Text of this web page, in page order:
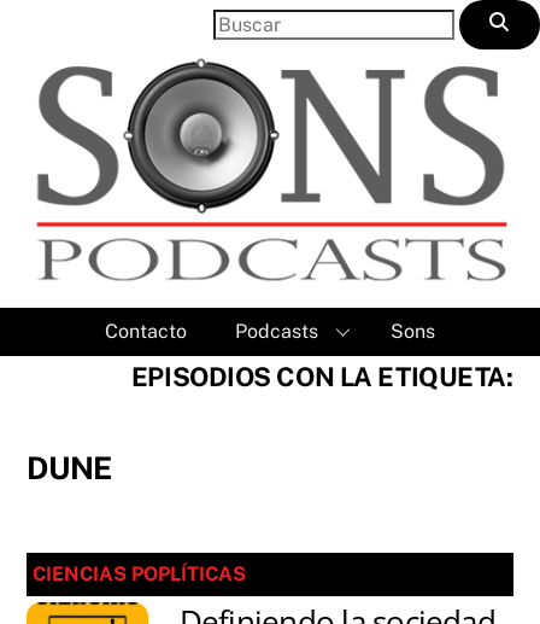
content
Contacto Podcasts Sons
EPISODIOS CON LA ETIQUETA:
DUNE
CIENCIAS POPLÍTICAS